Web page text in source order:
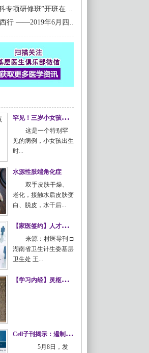
首都医科大学“儿科专项研修班”开班在即，更专业、更实用，现在就可以报名！
心向医 蜀地学 华西行 ——2019年6月四川大学“华西基层医生全科研修班”圆满结业！
罕
见！三岁小女孩脱发脱眉为那般？
这是一个特别罕
见的病例，小女孩出生
时...
水源性肢端角化症
双手皮肤干燥、
老化，接触水后皮肤变
白、脱皮，水干后...
【
家医签约】人才不足，卫生院长也犯难！
来源：村医导刊 □
湖南省卫生计生委基层
卫生处 王...
【
学习内经】灵枢篇：一至十一篇
C
ell子刊揭示：遏制恶性脑瘤的关键酶
5月8日，发